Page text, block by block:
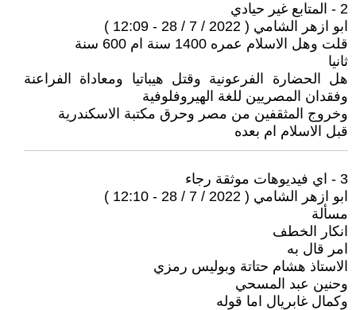
2 - المتابع غير حيادي
ابو ازهر الشامي ( 2022 / 7 / 28 - 12:09 )
قلت وهل الاسلام عمره 1400 سنة ام 600 سنة
ثانيا
هل الحضارة الفرعونية وقتل هيباتيا ومعاداة الفراعنة
وفقدان المصريين للغة الهيروفلوفية
وخروج المثقفين من مصر وحرق مكتبة الاسكندرية
قبل الاسلام ام بعده
3 - اي فيديوهات موثقة رجاء
ابو ازهر الشامي ( 2022 / 7 / 28 - 12:10 )
مسألة
انكار الخطف
امر قال به
الاستاذ هشام حتاتة وبوليس رمزي
وحنين عبد المسحي
وكمال غابريال اما قوله